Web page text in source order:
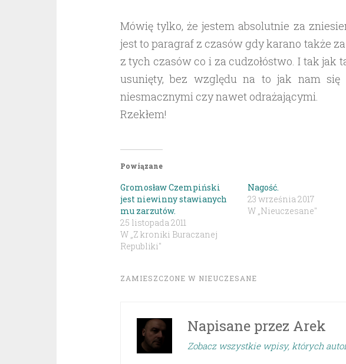
Mówię tylko, że jestem absolutnie za
jest to paragraf z czasów gdy karano także
z tych czasów co i za cudzołóstwo. I tak jak
usunięty, bez względu na to jak nam
niesmacznymi czy nawet odrażającymi.
Rzekłem!
Powiązane
Gromosław Czempiński
jest niewinny stawianych
mu zarzutów.
25 listopada 2011
W „Z kroniki Buraczanej
Republiki"
Nagość.
23 września 2017
W „Nieuczesane"
ZAMIESZCZONE W NIEUCZESANE
Napisane przez Arek
Zobacz wszystkie wpisy, których